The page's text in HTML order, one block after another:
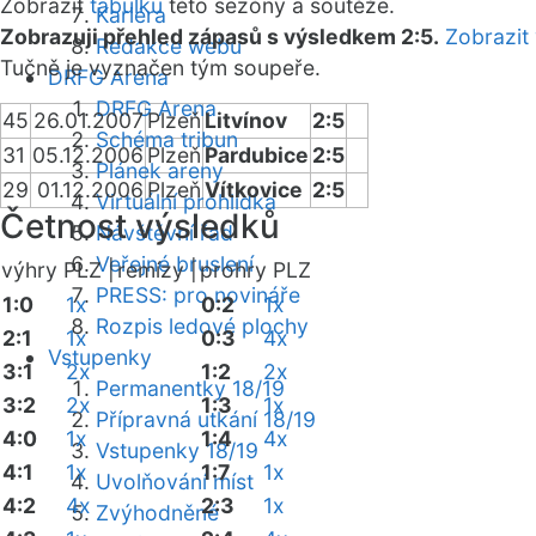
Kariéra
Redakce webu
DRFG Arena
DRFG Arena
Schéma tribun
Plánek areny
Virtuální prohlídka
Návštěvní řád
Veřejné bruslení
PRESS: pro novináře
Rozpis ledové plochy
Vstupenky
Permanentky 18/19
Přípravná utkání 18/19
Vstupenky 18/19
Uvolňování míst
Zvýhodněné
Zobrazit tabulku této sezóny a soutěže.
Zobrazuji přehled zápasů s výsledkem 2:5. Zobrazit
Tučně je vyznačen tým soupeře.
45 26.01.2007Plzeň Litvínov
2:5
31 05.12.2006PlzeňPardubice 2:5
29 01.12.2006 PlzeňVítkovice 2:5
Četnost výsledků
výhry PLZ |remízy |prohry PLZ
1:0
1x
2:1
1x
3:1
2x
3:2
2x
4:0
1x
4:1
1x
4:2
4x
0:2
1x
0:3
4x
1:2
2x
1:3
1x
1:4
4x
1:7
1x
2:3
1x